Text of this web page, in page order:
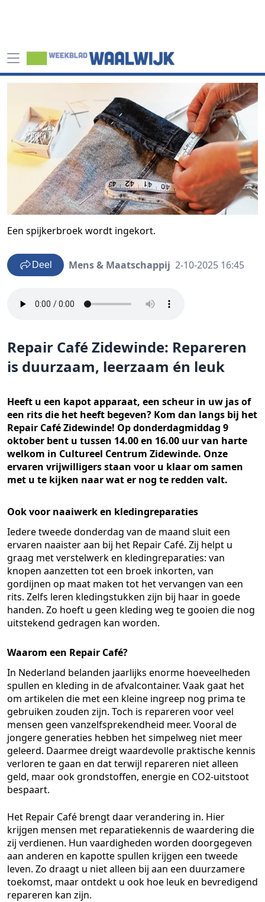
Een spijkerbroek wordt ingekort.
Deel Mens & Maatschappij 2-10-2025 16:45
Repair Café Zidewinde: Repareren
is duurzaam, leerzaam én leuk
Heeft u een kapot apparaat, een scheur in uw jas of
een rits die het heeft begeven? Kom dan langs bij het
Repair Café Zidewinde! Op donderdagmiddag 9
oktober bent u tussen 14.00 en 16.00 uur van harte
welkom in Cultureel Centrum Zidewinde. Onze
ervaren vrijwilligers staan voor u klaar om samen
met u te kijken naar wat er nog te redden valt.
Ook voor naaiwerk en kledingreparaties
Iedere tweede donderdag van de maand sluit een
ervaren naaister aan bij het Repair Café. Zij helpt u
graag met verstelwerk en kledingreparaties: van
knopen aanzetten tot een broek inkorten, van
gordijnen op maat maken tot het vervangen van een
rits. Zelfs leren kledingstukken zijn bij haar in goede
handen. Zo hoeft u geen kleding weg te gooien die nog
uitstekend gedragen kan worden.
Waarom een Repair Café?
In Nederland belanden jaarlijks enorme hoeveelheden
spullen en kleding in de afvalcontainer. Vaak gaat het
om artikelen die met een kleine ingreep nog prima te
gebruiken zouden zijn. Toch is repareren voor veel
mensen geen vanzelfsprekendheid meer. Vooral de
jongere generaties hebben het simpelweg niet meer
geleerd. Daarmee dreigt waardevolle praktische kennis
verloren te gaan en dat terwijl repareren niet alleen
geld, maar ook grondstoffen, energie en CO2-uitstoot
bespaart.
Het Repair Café brengt daar verandering in. Hier
krijgen mensen met reparatiekennis de waardering die
zij verdienen. Hun vaardigheden worden doorgegeven
aan anderen en kapotte spullen krijgen een tweede
leven. Zo draagt u niet alleen bij aan een duurzamere
toekomst, maar ontdekt u ook hoe leuk en bevredigend
repareren kan zijn.